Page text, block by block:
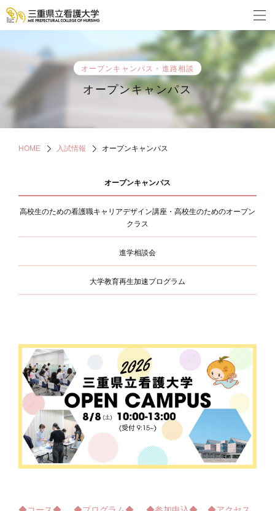
オープンキャンパス・進路相談
オープンキャンパス
HOME 入試情報 オープンキャンパス
オープンキャンパス
高校生のための看護職キャリアデザイン講座・高校生のためのオープン
クラス
進学相談会
大学教育再生加速プログラム